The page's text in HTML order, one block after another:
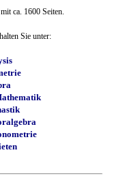
ca. 1600 Seiten.
Sie unter: